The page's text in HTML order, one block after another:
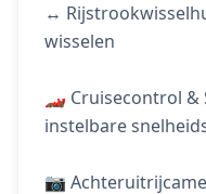
↔️
wisselen
🏎️ Cruisecontrol &
instelbare
📷